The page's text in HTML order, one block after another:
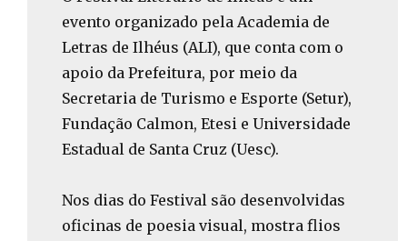
evento organizado pela Academia de
Letras de Ilhéus (ALI), que conta com o
apoio da Prefeitura, por meio da
Secretaria de Turismo e Esporte (Setur),
Fundação Calmon, Etesi e Universidade
Estadual de Santa Cruz (Uesc).
Nos dias do Festival são desenvolvidas
oficinas de poesia visual, mostra flios